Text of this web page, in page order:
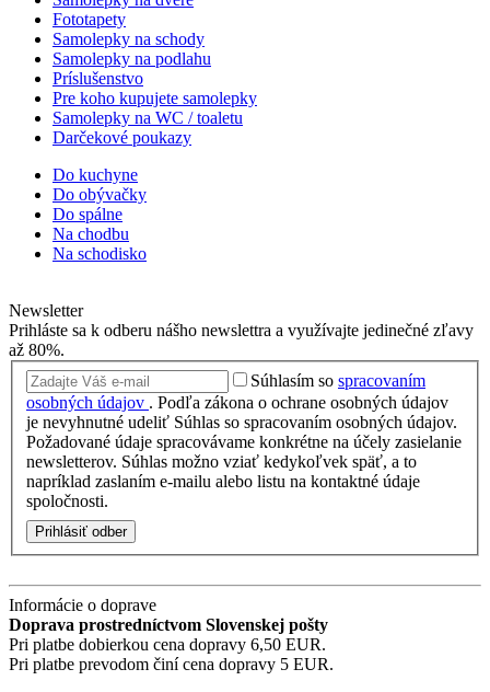
Fototapety
Samolepky na schody
Samolepky na podlahu
Príslušenstvo
Pre koho kupujete samolepky
Samolepky na WC / toaletu
Darčekové poukazy
Do kuchyne
Do obývačky
Do spálne
Na chodbu
Na schodisko
Newsletter
Prihláste sa k odberu nášho newslettra a využívajte jedinečné zľavy
až 80%.
Súhlasím so spracovaním
osobných údajov . Podľa zákona o ochrane osobných údajov
je nevyhnutné udeliť Súhlas so spracovaním osobných údajov.
Požadované údaje spracovávame konkrétne na účely zasielanie
newsletterov. Súhlas možno vziať kedykoľvek späť, a to
napríklad zaslaním e-mailu alebo listu na kontaktné údaje
spoločnosti.
Prihlásiť odber
Informácie o doprave
Doprava prostredníctvom Slovenskej pošty
Pri platbe dobierkou cena dopravy 6,50 EUR.
Pri platbe prevodom činí cena dopravy 5 EUR.